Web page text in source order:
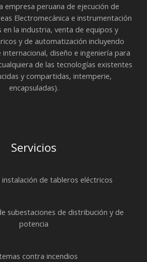
empresa peruana de ejecución de
Electromecánica e instrumentación
la industria, venta de equipos y
y de automatización incluyendo
internacional, diseño e ingeniería para
de las tecnologías existentes
y compartidas, intemperie,
encapsuladas).
Servicios
instalación de tableros eléctricos
subestaciones de distribución y de
potencia
contra incendios